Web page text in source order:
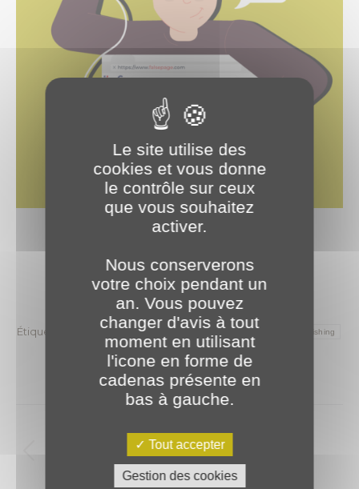
Catégories :2022 ,Évènements 3 octobre 2022
Étiquettes : Cyber Sécurité Phishing
NavigationPRÉCÉDENT
Article
précédent
🏎️ Journée team building 🏎️
Le site utilise des
cookies et vous donne
le contrôle sur ceux
que vous souhaitez
activer.
Nous conserverons
votre choix pendant un
an. Vous pouvez
changer d'avis à tout
moment en utilisant
l'icone en forme de
cadenas présente en
bas à gauche.
Tout accepter
Gestion des cookies